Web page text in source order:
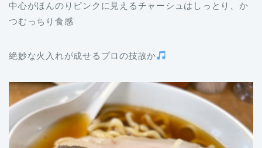
中心がほんのりピンクに見えるチャーシュはしっとり、か
つむっちり食感
絶妙な火入れが成せるプロの技故か